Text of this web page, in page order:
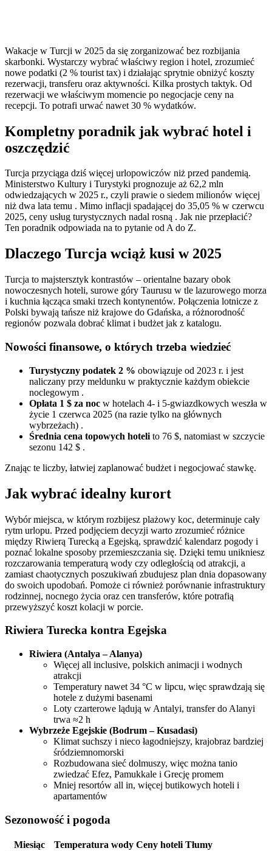
Wakacje w Turcji w 2025 da się zorganizować bez rozbijania
skarbonki. Wystarczy wybrać właściwy region i hotel, zrozumieć
nowe podatki (2 % tourist tax) i działając sprytnie obniżyć koszty
rezerwacji, transferu oraz aktywności. Kilka prostych taktyk. Od
rezerwacji we właściwym momencie po negocjacje ceny na
recepcji. To potrafi urwać nawet 30 % wydatków.
Kompletny poradnik jak wybrać hotel i
oszczędzić
Turcja przyciąga dziś więcej urlopowiczów niż przed pandemią.
Ministerstwo Kultury i Turystyki prognozuje aż 62,2 mln
odwiedzających w 2025 r., czyli prawie o siedem milionów więcej
niż dwa lata temu . Mimo inflacji spadającej do 35,05 % w czerwcu
2025, ceny usług turystycznych nadal rosną ‍. Jak nie przepłacić?
Ten poradnik odpowiada na to pytanie od A do Z.
Dlaczego Turcja wciąż kusi w 2025
Turcja to majstersztyk kontrastów – orientalne bazary obok
nowoczesnych hoteli, surowe góry Taurusu w tle lazurowego morza
i kuchnia łącząca smaki trzech kontynentów. Połączenia lotnicze z
Polski bywają tańsze niż krajowe do Gdańska, a różnorodność
regionów pozwala dobrać klimat i budżet jak z katalogu.
Nowości finansowe, o których trzeba wiedzieć
Turystyczny podatek 2 % obowiązuje od 2023 r. i jest
naliczany przy meldunku w praktycznie każdym obiekcie
noclegowym .
Opłata 1 $ za noc w hotelach 4- i 5-gwiazdkowych weszła w
życie 1 czerwca 2025 (na razie tylko na głównych
wybrzeżach) .
Średnia cena topowych hoteli to 76 $, natomiast w szczycie
sezonu 142 $ .
Znając te liczby, łatwiej zaplanować budżet i negocjować stawkę.
Jak wybrać idealny kurort
Wybór miejsca, w którym rozbijesz plażowy koc, determinuje cały
rytm urlopu. Przed podjęciem decyzji warto zrozumieć różnice
między Riwierą Turecką a Egejską, sprawdzić kalendarz pogody i
poznać lokalne sposoby przemieszczania się. Dzięki temu unikniesz
rozczarowania temperaturą wody czy odległością od atrakcji, a
zamiast chaotycznych poszukiwań zbudujesz plan dnia dopasowany
do swoich upodobań. Pomoże ci również porównanie infrastruktury
rodzinnej, nocnego życia oraz cen transferów, które potrafią
przewyższyć koszt kolacji w porcie.
Riwiera Turecka kontra Egejska
Riwiera (Antalya – Alanya)
Więcej all inclusive, polskich animacji i wodnych
atrakcji
Temperatury nawet 34 °C w lipcu, więc sprawdzają się
hotele z dużymi basenami
Loty czarterowe lądują w Antalyi, transfer do Alanyi
trwa ≈2 h
Wybrzeże Egejskie (Bodrum – Kusadasi)
Klimat suchszy i nieco łagodniejszy, krajobraz bardziej
śródziemnomorski
Rozbudowana sieć dolmuszy, więc można tanio
zwiedzać Efez, Pamukkale i Grecję promem
Mniej resortów all in, więcej butikowych hoteli i
apartamentów
Sezonowość i pogoda
Miesiąc Temperatura wody Ceny hoteli Tłumy